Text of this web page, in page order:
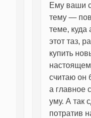
Ему ваши
тему —
теме, куда
этот таз,
купить
считаю он
а главное
уму. А так
потратив